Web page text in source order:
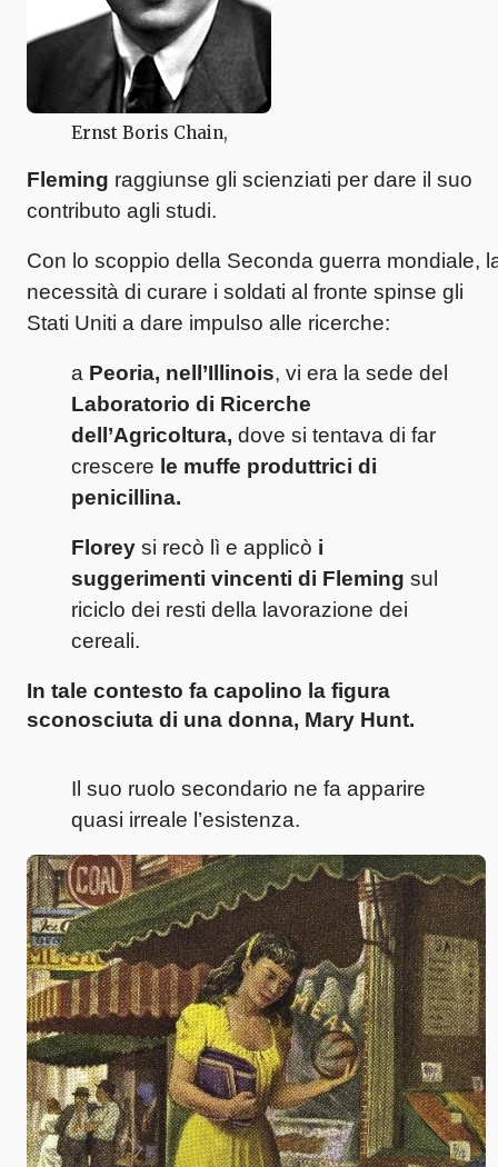
Ernst Boris Chain,
Fleming raggiunse gli scienziati per dare il suo
contributo agli studi.
Con lo scoppio della Seconda guerra mondiale,
necessità di curare i soldati al fronte spinse gli
Stati Uniti a dare impulso alle ricerche:
a Peoria, nell’Illinois, vi era la sede del
Laboratorio di Ricerche
dell’Agricoltura, dove si tentava di far
crescere le muffe produttrici di
penicillina.
Florey si recò lì e applicò i
suggerimenti vincenti di Fleming sul
riciclo dei resti della lavorazione dei
cereali.
In tale contesto fa capolino la figura
sconosciuta di una donna, Mary Hunt.
Il suo ruolo secondario ne fa apparire
quasi irreale l’esistenza.